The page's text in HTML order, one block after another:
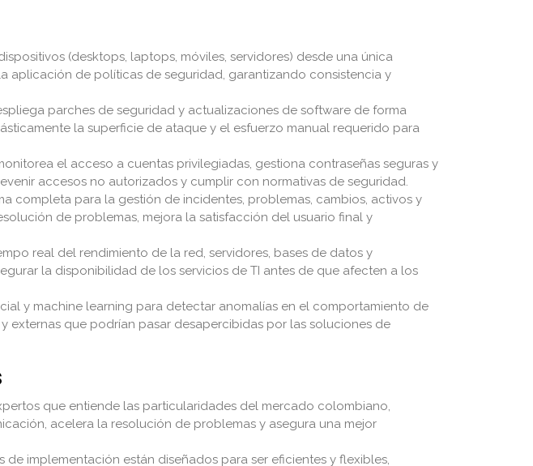
(desktops, laptops, móviles, servidores) desde una única
aplicación de políticas de seguridad, garantizando consistencia y
parches de seguridad y actualizaciones de software de forma
la superficie de ataque y el esfuerzo manual requerido para
el acceso a cuentas privilegiadas, gestiona contraseñas seguras y
accesos no autorizados y cumplir con normativas de seguridad.
completa para la gestión de incidentes, problemas, cambios, activos y
de problemas, mejora la satisfacción del usuario final y
real del rendimiento de la red, servidores, bases de datos y
la disponibilidad de los servicios de TI antes de que afecten a los
y machine learning para detectar anomalías en el comportamiento de
externas que podrían pasar desapercibidas por las soluciones de
que entiende las particularidades del mercado colombiano,
acelera la resolución de problemas y asegura una mejor
de implementación están diseñados para ser eficientes y flexibles,